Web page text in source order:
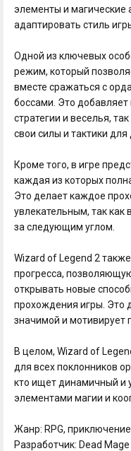
элементы и магические
адаптировать стиль
Одной из ключевых
режим, который
вместе сражаться с
боссами. Это
стратегии и веселья,
свои силы и тактики
Кроме того, в игре
каждая из которых
Это делает каждое
увлекательным, так как
за следующим углом.
Wizard of Legend 2
прогресса,
открывать новые
прохождения игры. Это
значимой и мотивирует
В целом, Wizard of
для всех поклонников
кто ищет динамичный и
элементами магии и
Жанр: RPG,
Разработчик: Dead Mage